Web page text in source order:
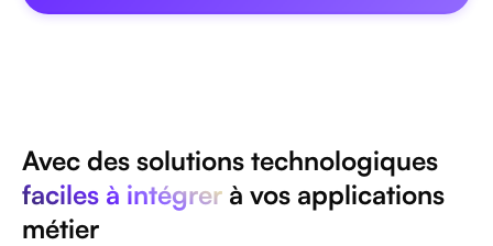
Avec des solutions technologiques
faciles à intégrer à vos applications
métier